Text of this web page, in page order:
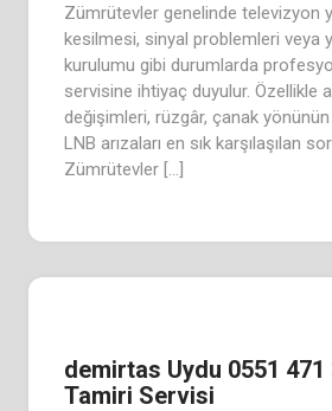
Zümrütevler genelinde televizyon
kesilmesi, sinyal problemleri veya
kurulumu gibi durumlarda
servisine ihtiyaç duyulur. Özellikle
değişimleri, rüzgâr, çanak
LNB arızaları en sık karşılaşılan
Zümrütevler […]
demirtas Uydu 0551 471
Tamiri Servisi